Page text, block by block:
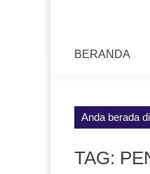
BERANDA
Anda berada di
TAG: